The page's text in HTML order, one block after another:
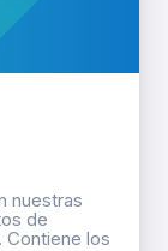
nuestras
de
los